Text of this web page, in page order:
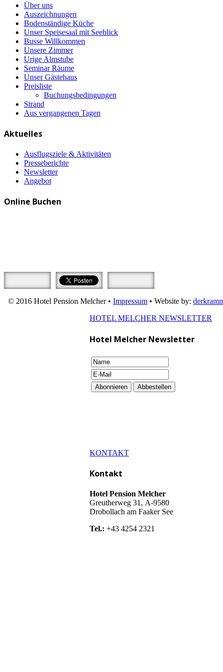
Über uns
Auszeichnungen
Bodenständige Küche
Unser Speisesaal mit Seeblick
Busse Willkommen
Unsere Zimmer
Urige Almstube
Seminar Räume
Unser Gästehaus
Preisliste
Buchungsbedingungen
Strand
Aus vergangenen Tagen
Aktuelles
Ausflugsziele & Aktivitäten
Presseberichte
Newsletter
Angebot
Online Buchen
© 2016 Hotel Pension Melcher • Impressum • Website by:
HOTEL MELCHER NEWSLETTER
Hotel Melcher Newsletter
KONTAKT
Kontakt
Hotel Pension Melcher
Greutherweg 31, A-9580
Drobollach am Faaker See
Tel.: +43 4254 2321